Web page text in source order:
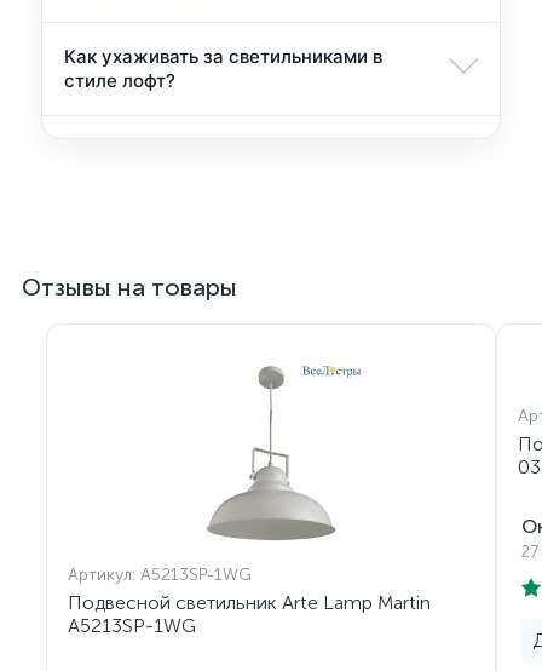
Как ухаживать за светильниками в
стиле лофт?
Отзывы на товары
Артикул: A5213SP-1WG
Подвесной светильник Arte Lamp Martin
A5213SP-1WG
27